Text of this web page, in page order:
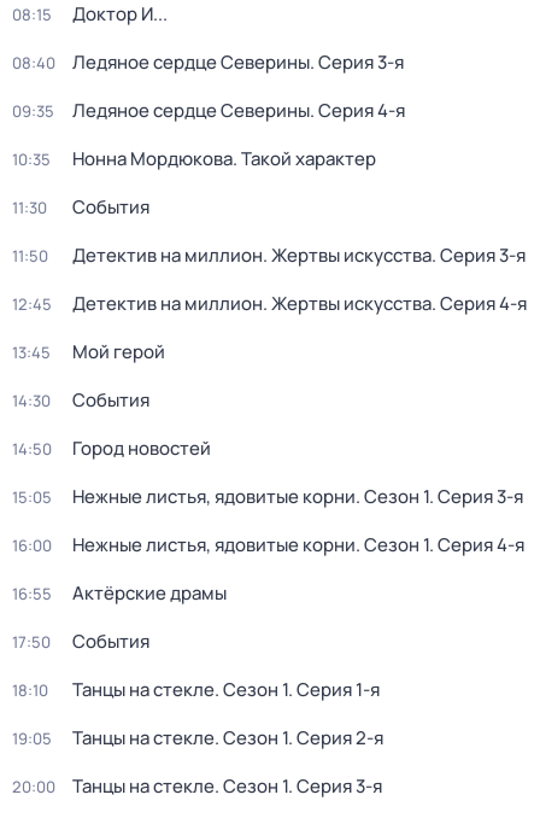
08:15 Доктор И...
08:40 Ледяное сердце Северины. Серия 3-я
09:35 Ледяное сердце Северины. Серия 4-я
10:35 Нонна Мордюкова. Такой характер
11:30 События
11:50 Детектив на миллион. Жертвы искусства. Серия 3-я
12:45 Детектив на миллион. Жертвы искусства. Серия 4-я
13:45 Мой герой
14:30 События
14:50 Город новостей
15:05 Нежные листья, ядовитые корни. Сезон 1. Серия 3-я
16:00 Нежные листья, ядовитые корни. Сезон 1. Серия 4-я
16:55 Актёрские драмы
17:50 События
18:10 Танцы на стекле. Сезон 1. Серия 1-я
19:05 Танцы на стекле. Сезон 1. Серия 2-я
20:00 Танцы на стекле. Сезон 1. Серия 3-я